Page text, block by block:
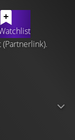
Einsatz